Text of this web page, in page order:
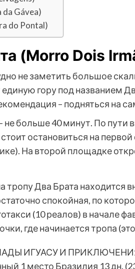
Gávea)
do Pontal)
(Morro Dois
не заметить большое
гору под названием
– подняться на
не больше 40 минут. По
остановиться на
На второй площадке
тропу Два Брата находится
спокойная, по
(10 реалов) в начале
где начинается тропа
ИГУАСУ И
1 место Бразилия 13 дн.